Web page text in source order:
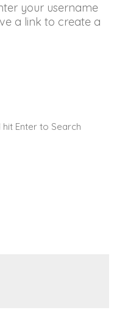
your username
a link to create a
hit Enter to Search